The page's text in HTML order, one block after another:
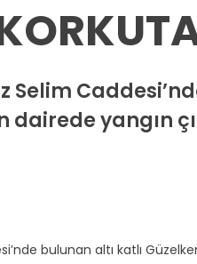
Selim
yangın